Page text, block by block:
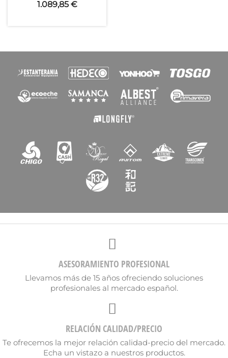
1.089,85 €
ASESORAMIENTO PROFESIONAL
Llevamos más de 15 años ofreciendo soluciones
profesionales al mercado español.
RELACIÓN CALIDAD/PRECIO
Te ofrecemos la mejor relación calidad-precio del mercado.
Echa un vistazo a nuestros productos.